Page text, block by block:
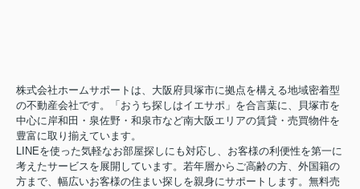
株式会社ホームサポートは、大阪府貝塚市に拠点を構える地域密着型
の不動産会社です。「おうち探しはイエサポ」を合言葉に、貝塚市を
中心に岸和田・泉佐野・和泉市など南大阪エリアの賃貸・売買物件を
豊富に取り揃えています。
LINEを使った気軽なお部屋探しにも対応し、お客様の利便性を第一に
考えたサービスを展開しています。若年層からご高齢の方、外国籍の
方まで、幅広いお客様の住まい探しを親身にサポートします。無料売